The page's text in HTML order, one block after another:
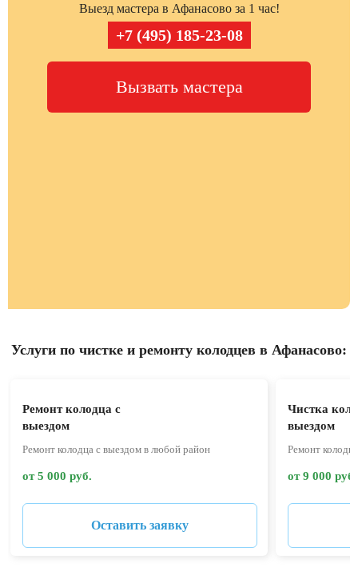
Выезд мастера в Афанасово за 1 час!
+7 (495) 185-23-08
Вызвать мастера
Услуги по чистке и ремонту колодцев в Афанасово:
Ремонт колодца с
выездом
Ремонт колодца с выездом в любой район
от 5 000 руб.
Оставить заявку
Чистка
выездом
Ремонт
от 9 000 руб.